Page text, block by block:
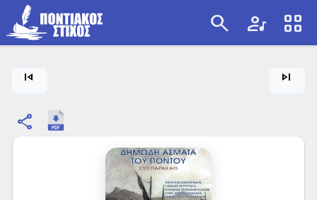
search artist view_cozy
skip_previous skip_next
share